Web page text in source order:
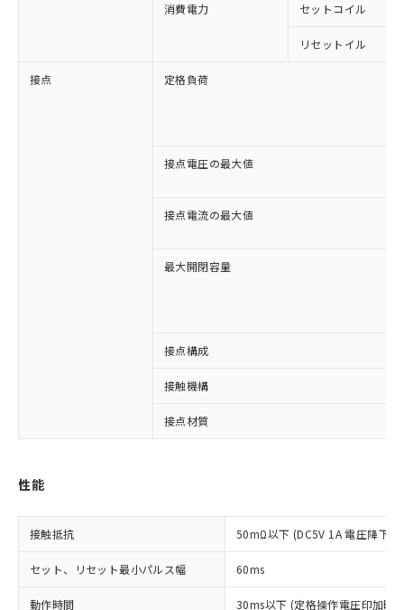
消費電力 セットコイル
リセットイル
接点 定格負荷
接点電圧の最大値
接点電流の最大値
最大開閉容量
接点構成
接触機構
接点材質
性能
接触抵抗 50mΩ以下 (DC5V 1A 電圧降下法)
セット、リセット最小パルス幅 60ms
動作時間 30ms以下 (定格操作電圧印加時
以下の条件をお読みいただき、同意のうえ
ご利用ください。
本サービスは、当社制御機器事業取扱
対応済み：EU RoHS指令（10物質）の
対応予定なし：EU RoHS指令（10物質）の
非含有に非対応の商品で、対応品を出す予
定はありません。
調査・確認中：EU RoHS指令（10物質）の
非含有の対応状況を調査中または確認中の
※1 中国RoHS○×表